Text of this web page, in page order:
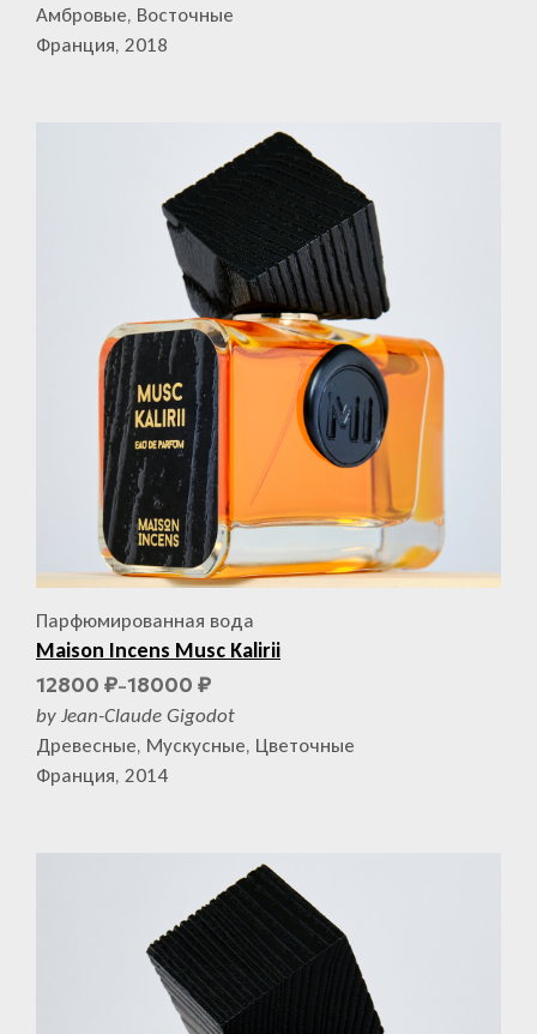
Амбровые, Восточные
Франция, 2018
Парфюмированная вода
Maison Incens Musc Kalirii
12800 ₽–18000 ₽
by Jean-Claude Gigodot
Древесные, Мускусные, Цветочные
Франция, 2014